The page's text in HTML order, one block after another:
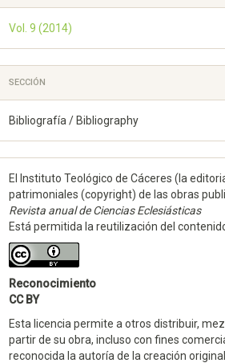
Vol. 9 (2014)
SECCIÓN
Bibliografía / Bibliography
El Instituto Teológico de Cáceres (la
patrimoniales (copyright) de las obras
Revista anual de Ciencias Eclesiásticas
Está permitida la reutilización del
Reconocimiento
CC BY
Esta licencia permite a otros distribuir,
partir de su obra, incluso con fines
reconocida la autoría de la creación